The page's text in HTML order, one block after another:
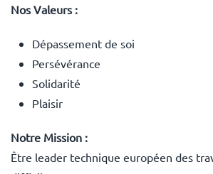
Nos Valeurs :
Dépassement de soi
Persévérance
Solidarité
Plaisir
Notre Mission :
Être leader technique européen des